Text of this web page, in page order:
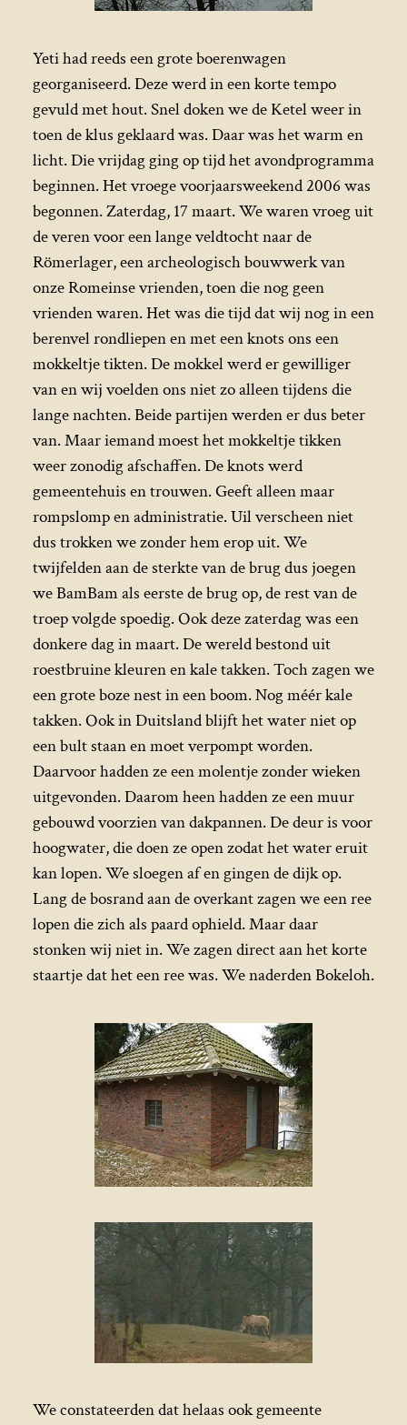
Yeti had reeds een grote boerenwagen
georganiseerd. Deze werd in een korte tempo
gevuld met hout. Snel doken we de Ketel weer in
toen de klus geklaard was. Daar was het warm en
licht. Die vrijdag ging op tijd het avondprogramma
beginnen. Het vroege voorjaarsweekend 2006 was
begonnen. Zaterdag, 17 maart. We waren vroeg uit
de veren voor een lange veldtocht naar de
Römerlager, een archeologisch bouwwerk van
onze Romeinse vrienden, toen die nog geen
vrienden waren. Het was die tijd dat wij nog in een
berenvel rondliepen en met een knots ons een
mokkeltje tikten. De mokkel werd er gewilliger
van en wij voelden ons niet zo alleen tijdens die
lange nachten. Beide partijen werden er dus beter
van. Maar iemand moest het mokkeltje tikken
weer zonodig afschaffen. De knots werd
gemeentehuis en trouwen. Geeft alleen maar
rompslomp en administratie. Uil verscheen niet
dus trokken we zonder hem erop uit. We
twijfelden aan de sterkte van de brug dus joegen
we BamBam als eerste de brug op, de rest van de
troep volgde spoedig. Ook deze zaterdag was een
donkere dag in maart. De wereld bestond uit
roestbruine kleuren en kale takken. Toch zagen we
een grote boze nest in een boom. Nog méér kale
takken. Ook in Duitsland blijft het water niet op
een bult staan en moet verpompt worden.
Daarvoor hadden ze een molentje zonder wieken
uitgevonden. Daarom heen hadden ze een muur
gebouwd voorzien van dakpannen. De deur is voor
hoogwater, die doen ze open zodat het water eruit
kan lopen. We sloegen af en gingen de dijk op.
Lang de bosrand aan de overkant zagen we een ree
lopen die zich als paard ophield. Maar daar
stonken wij niet in. We zagen direct aan het korte
staartje dat het een ree was. We naderden Bokeloh.
We constateerden dat helaas ook gemeente